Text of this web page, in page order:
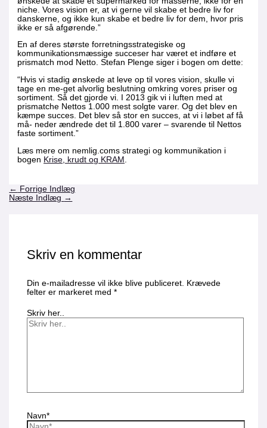
niche. Vores vision er, at vi gerne vil skabe et bedre liv for
danskerne, og ikke kun skabe et bedre liv for dem, hvor pris
ikke er så afgørende.”
En af deres største forretningsstrategiske og
kommunikationsmæssige succeser har været et indføre et
prismatch mod Netto. Stefan Plenge siger i bogen om dette:
“Hvis vi stadig ønskede at leve op til vores vision, skulle vi
tage en me-get alvorlig beslutning omkring vores priser og
sortiment. Så det gjorde vi. I 2013 gik vi i luften med at
prismatche Nettos 1.000 mest solgte varer. Og det blev en
kæmpe succes. Det blev så stor en succes, at vi i løbet af få
må- neder ændrede det til 1.800 varer – svarende til Nettos
faste sortiment.”
Læs mere om nemlig.coms strategi og kommunikation i
bogen Krise, krudt og KRAM
← Forrige Indlæg
Næste Indlæg →
Skriv en kommentar
Din e-mailadresse vil ikke blive publiceret. Krævede
felter er markeret med *
Skriv her..
Navn*